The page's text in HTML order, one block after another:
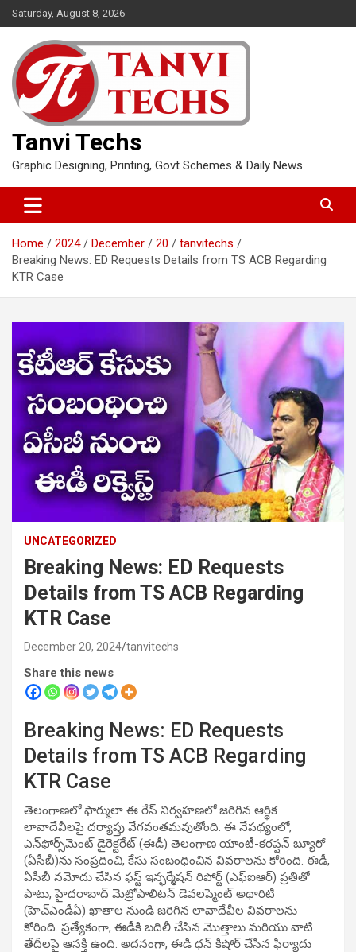
Skip
to
content
Saturday, August 8, 2026
Tanvi Techs
Graphic Designing, Printing, Govt Schemes & Daily News
Home 2024 December 20
tanvitechs
Breaking News: ED Requests Details from TS ACB Regarding
KTR Case
UNCATEGORIZED
Breaking News: ED Requests
Details from TS ACB Regarding
KTR Case
December 20, 2024 tanvitechs
Share this news
Breaking News: ED Requests
Details from TS ACB Regarding
KTR Case
తెలంగాణలో ఫార్ములా ఈ రేస్ నిర్వహణలో జరిగిన ఆర్థిక
లావాదేవీలపై దర్యాప్తు వేగవంతమవుతోంది. ఈ నేపథ్యంలో,
ఎన్‌ఫోర్స్‌మెంట్ డైరెక్టరేట్ (ఈడీ) తెలంగాణ యాంటీ-కరప్షన్ బ్యూరో
(ఏసీబీ)ను సంప్రదించి, కేసు సంబంధించిన వివరాలను కోరింది. ఈడీ,
ఏసీబీ నమోదు చేసిన ఫస్ట్ ఇన్ఫర్మేషన్ రిపోర్ట్ (ఎఫ్ఐఆర్) ప్రతితో
పాటు, హైదరాబాద్ మెట్రోపాలిటన్ డెవలప్మెంట్ అథారిటీ
(హెచ్‌ఎండీఏ) ఖాతాల నుండి జరిగిన లావాదేవీల వివరాలను
కోరింది. ప్రత్యేకంగా, ఈడీకి బదిలీ చేసిన మొత్తాలు మరియు వాటి
తేదీలపై ఆసక్తి ఉంది. అదనంగా, ఈడీ ధన్ కిషోర్ చేసిన ఫిర్యాదు